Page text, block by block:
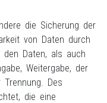
die Sicherung der
von Daten durch
den Daten, als auch
Weitergabe, der
Des
die eine